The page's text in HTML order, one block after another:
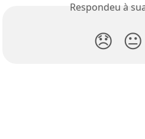
Respondeu à
😞 😐